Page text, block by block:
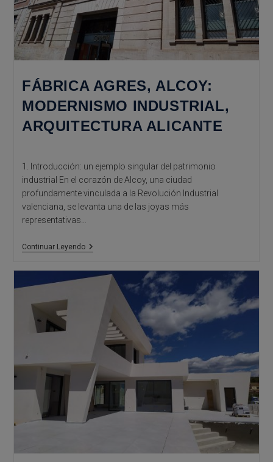
FÁBRICA AGRES, ALCOY:
MODERNISMO INDUSTRIAL,
ARQUITECTURA ALICANTE
1. Introducción: un ejemplo singular del patrimonio
industrial En el corazón de Alcoy, una ciudad
profundamente vinculada a la Revolución Industrial
valenciana, se levanta una de las joyas más
representativas…
Continuar LeyendoFábrica
Modernismo
Industrial,
Arquitectura